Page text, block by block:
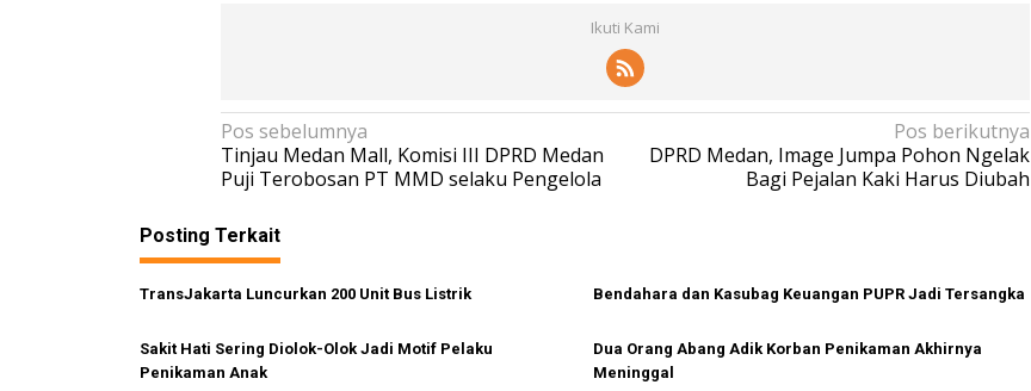
Ikuti Kami
N
a
i
g
a
s
i
Pos sebelumnya
Tinjau Medan Mall, Komisi III DPRD Medan
Puji Terobosan PT MMD selaku Pengelola
Pos berikutnya
DPRD Medan, Image Jumpa Pohon Ngelak
Bagi Pejalan Kaki Harus Diubah
Posting Terkait
TransJakarta Luncurkan 200 Unit Bus Listrik Bendahara dan Kasubag Keuangan PUPR Jadi Tersangka
Sakit Hati Sering Diolok-Olok Jadi Motif Pelaku
Penikaman Anak
Dua Orang Abang Adik Korban Penikaman Akhirnya
Meninggal